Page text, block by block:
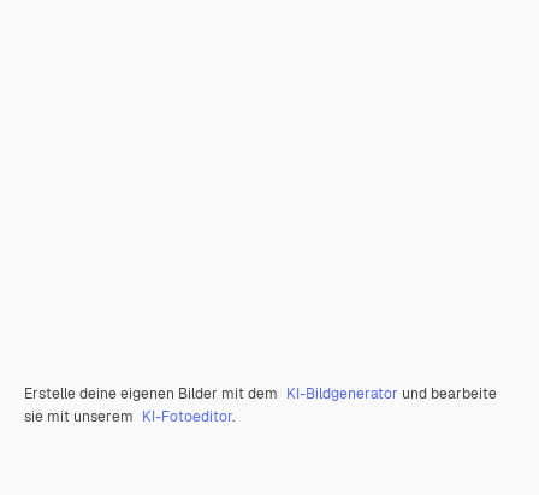
Erstelle deine eigenen Bilder mit dem KI-Bildgenerator und bearbeite
sie mit unserem KI-Fotoeditor.